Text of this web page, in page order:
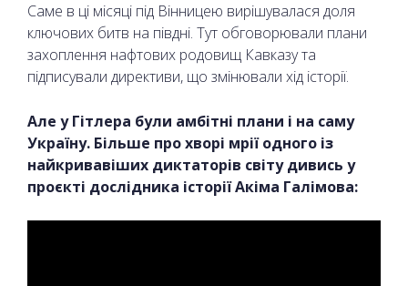
Саме в ці місяці під Вінницею вирішувалася доля
ключових битв на півдні. Тут обговорювали плани
захоплення нафтових родовищ Кавказу та
підписували директиви, що змінювали хід історії.
Але у Гітлера були амбітні плани і на саму
Україну. Більше про хворі мрії одного із
найкривавіших диктаторів світу дивись у
проєкті дослідника історії Акіма Галімова: